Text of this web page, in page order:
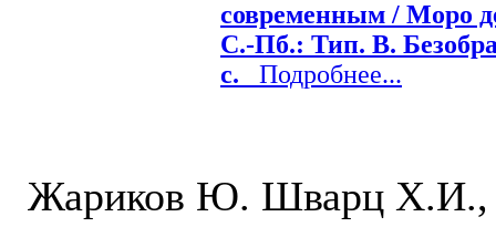
современным / Моро
С.-Пб.: Тип. В.
c. Подробнее...
Жариков Ю. Шварц Х.И.,